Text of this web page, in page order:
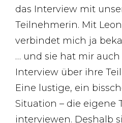
das Interview mit
Teilnehmerin. Mit
verbindet mich ja
… und sie hat mir auch
Interview über ihre
Eine lustige, ein
Situation – die eigene
interviewen. Deshalb